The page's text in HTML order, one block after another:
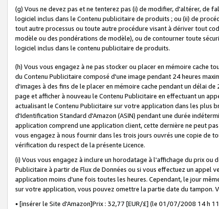
(g) Vous ne devez pas et ne tenterez pas (i) de modifier, d'altérer, de
logiciel inclus dans le Contenu publicitaire de produits ; ou (ii) de
tout autre processus ou toute autre procédure visant à dériver tout
modèle ou des pondérations de modèle), ou de contourner toute
logiciel inclus dans le contenu publicitaire de produits.
(h) Vous vous engagez à ne pas stocker ou placer en mémoire cache
du Contenu Publicitaire composé d'une image pendant 24 heures
d'images à des fins de le placer en mémoire cache pendant un délai
page et afficher à nouveau le Contenu Publicitaire en effectuant un
actualisant le Contenu Publicitaire sur votre application dans les plus
d'Identification Standard d'Amazon (ASIN) pendant une durée
application comprend une application client, cette dernière ne peut
vous engagez à nous fournir dans les trois jours ouvrés une copie de
vérification du respect de la présente Licence.
(i) Vous vous engagez à inclure un horodatage à l'affichage du prix
Publicitaire à partir de Flux de Données ou si vous effectuez un appel
application moins d'une fois toutes les heures. Cependant, le jour
sur votre application, vous pouvez omettre la partie date du tampon.
• [insérer le Site d'Amazon]Prix : 32,77 [EUR/£] (le 01/07/2008 14 h